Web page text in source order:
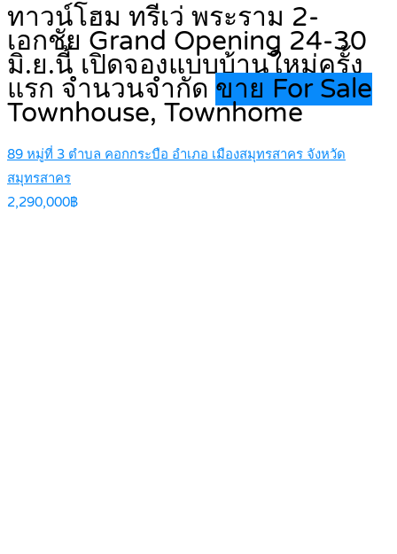
ทาวน์โฮม ทรีเว่ พระราม 2-
เอกชัย Grand Opening 24-30
มิ.ย.นี้ เปิดจองแบบบ้านใหม่ครั้ง
แรก จำนวนจำกัด ขาย For Sale
Townhouse, Townhome
89 หมู่ที่ 3 ตำบล คอกกระบือ อำเภอ เมืองสมุทรสาคร จังหวัด
สมุทรสาคร
2,290,000฿